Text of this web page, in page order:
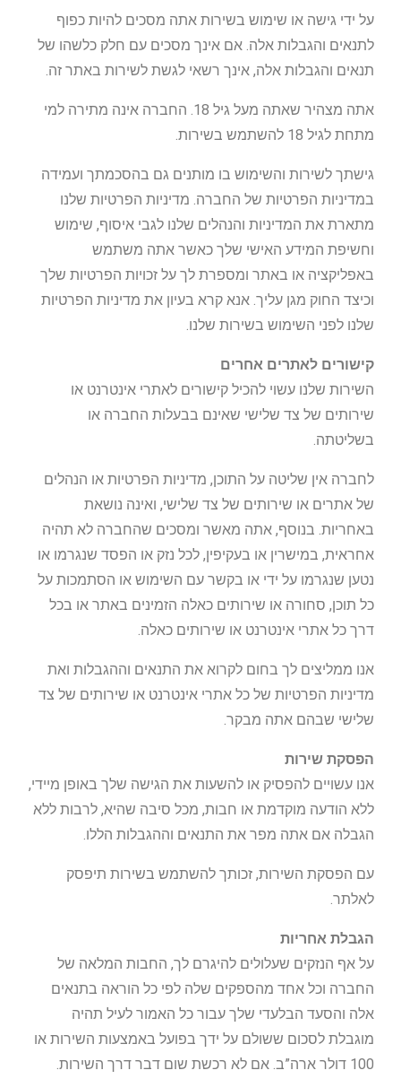
על ידי גישה או שימוש בשירות אתה מסכים להיות כפוף
לתנאים והגבלות אלה. אם אינך מסכים עם חלק כלשהו של
תנאים והגבלות אלה, אינך רשאי לגשת לשירות באתר זה.
אתה מצהיר שאתה מעל גיל 18. החברה אינה מתירה למי
מתחת לגיל 18 להשתמש בשירות.
גישתך לשירות והשימוש בו מותנים גם בהסכמתך ועמידה
במדיניות הפרטיות של החברה. מדיניות הפרטיות שלנו
מתארת את המדיניות והנהלים שלנו לגבי איסוף, שימוש
וחשיפת המידע האישי שלך כאשר אתה משתמש
באפליקציה או באתר ומספרת לך על זכויות הפרטיות שלך
וכיצד החוק מגן עליך. אנא קרא בעיון את מדיניות הפרטיות
שלנו לפני השימוש בשירות שלנו.
קישורים לאתרים אחרים
השירות שלנו עשוי להכיל קישורים לאתרי אינטרנט או
שירותים של צד שלישי שאינם בבעלות החברה או
בשליטתה.
לחברה אין שליטה על התוכן, מדיניות הפרטיות או הנהלים
של אתרים או שירותים של צד שלישי, ואינה נושאת
באחריות. בנוסף, אתה מאשר ומסכים שהחברה לא תהיה
אחראית, במישרין או בעקיפין, לכל נזק או הפסד שנגרמו או
נטען שנגרמו על ידי או בקשר עם השימוש או הסתמכות על
כל תוכן, סחורה או שירותים כאלה הזמינים באתר או בכל
דרך כל אתרי אינטרנט או שירותים כאלה.
אנו ממליצים לך בחום לקרוא את התנאים וההגבלות ואת
מדיניות הפרטיות של כל אתרי אינטרנט או שירותים של צד
שלישי שבהם אתה מבקר.
הפסקת שירות
אנו עשויים להפסיק או להשעות את הגישה שלך באופן מיידי,
ללא הודעה מוקדמת או חבות, מכל סיבה שהיא, לרבות ללא
הגבלה אם אתה מפר את התנאים וההגבלות הללו.
עם הפסקת השירות, זכותך להשתמש בשירות תיפסק
לאלתר.
הגבלת אחריות
על אף הנזקים שעלולים להיגרם לך, החבות המלאה של
החברה וכל אחד מהספקים שלה לפי כל הוראה בתנאים
אלה והסעד הבלעדי שלך עבור כל האמור לעיל תהיה
מוגבלת לסכום ששולם על ידך בפועל באמצעות השירות או
100 דולר ארה”ב. אם לא רכשת שום דבר דרך השירות.